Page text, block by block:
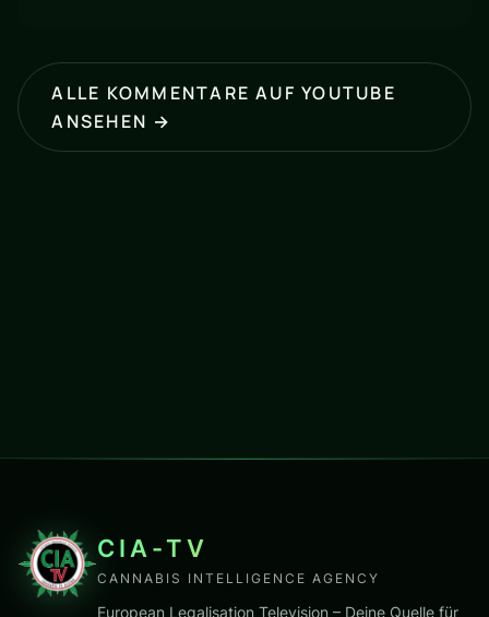
ALLE KOMMENTARE AUF YOUTUBE
ANSEHEN →
CIA-TV
CANNABIS INTELLIGENCE AGENCY
European Legalisation Television – Deine Quelle für